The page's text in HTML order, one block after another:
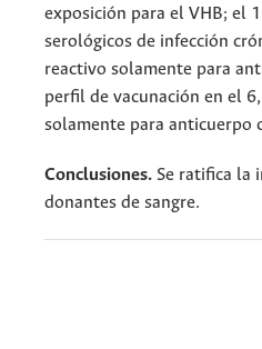
exposición para el VHB; el
serológicos de infección
reactivo solamente para
perfil de vacunación en el
solamente para anticuerpo
Conclusiones. Se ratifica la
donantes de sangre.